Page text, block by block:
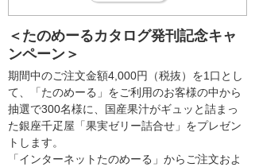
＜たのめーるカタログ発刊記念キャ
ンペーン＞
期間中のご注文金額4,000円（税抜）を1口とし
て、「たのめーる」をご利用のお客様の中から
抽選で300名様に、国産果汁がギュッと詰まっ
た銀座千疋屋「果実ゼリー詰合せ」をプレゼン
トします。
「インターネットたのめーる」からご注文およ